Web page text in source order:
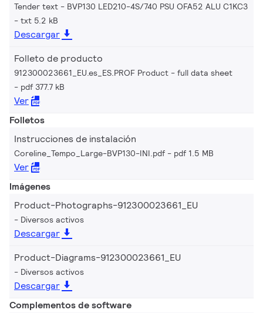
Tender text - BVP130 LED210-4S/740 PSU OFA52 ALU C1KC3
txt 5.2 kB
Descargar
Folleto de producto
912300023661_EU.es_ES.PROF Product - full data sheet
pdf 377.7 kB
Ver
Folletos
Instrucciones de instalación
Coreline_Tempo_Large-BVP130-INI.pdf pdf 1.5 MB
Ver
Imágenes
Product-Photographs-912300023661_EU
Diversos activos
Descargar
Product-Diagrams-912300023661_EU
Diversos activos
Descargar
Complementos de software